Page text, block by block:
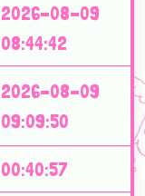
2026-08-09
08:44:42
2026-08-09
09:09:50
00:40:57